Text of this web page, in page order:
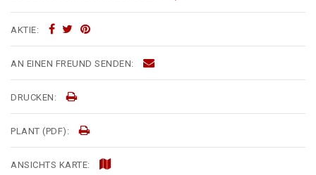
AKTIE:
AN EINEN FREUND SENDEN:
DRUCKEN:
PLANT (PDF):
ANSICHTS KARTE: